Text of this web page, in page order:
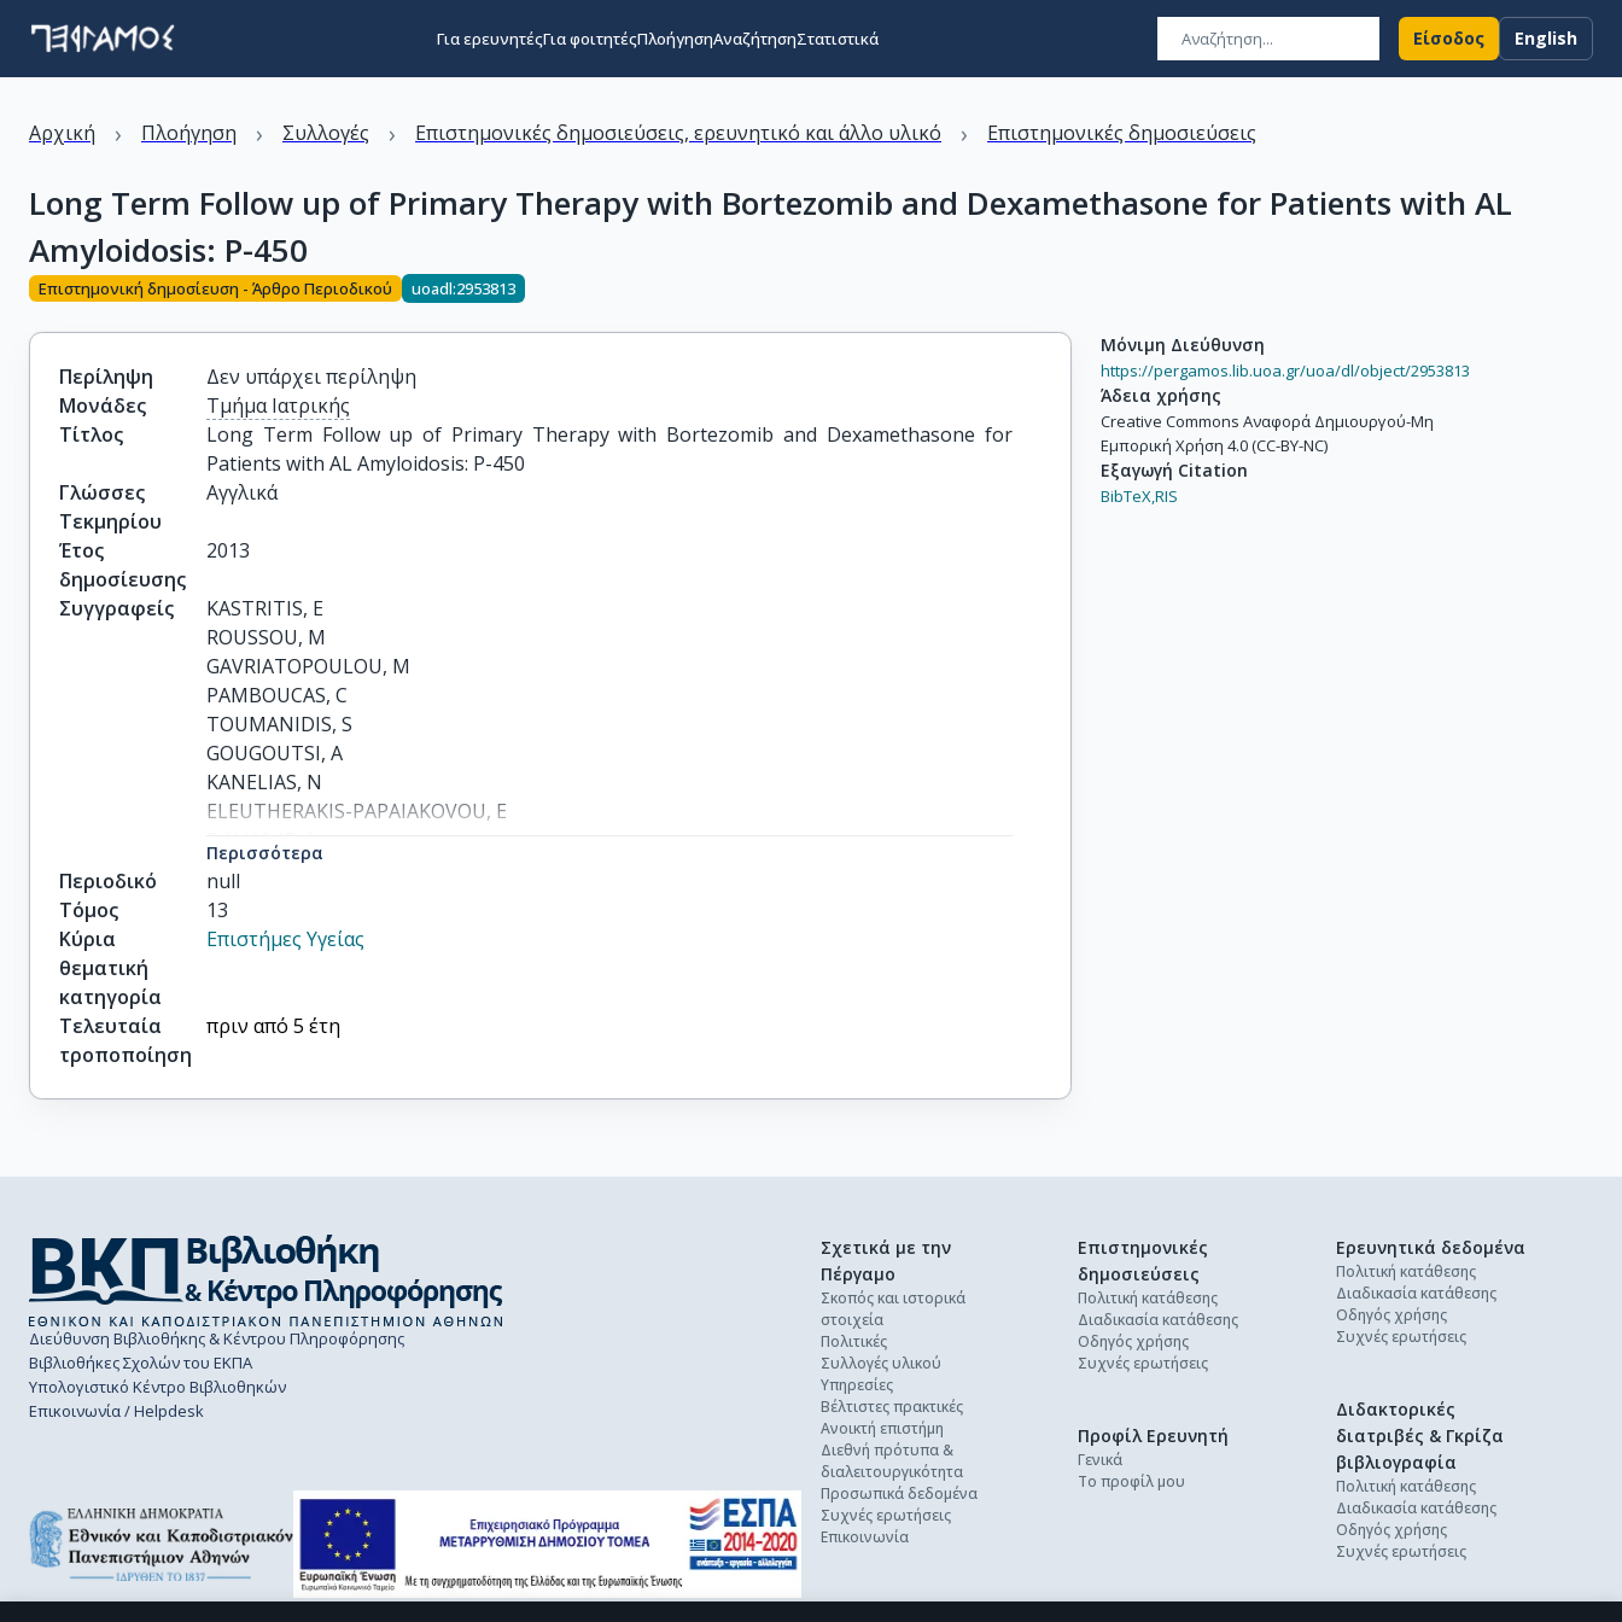
Για ερευνητέςΓια φοιτητέςΠλοήγησηΑναζήτησηΣτατιστικά Είσοδος English
Αρχική › Πλοήγηση › Συλλογές › Επιστημονικές δημοσιεύσεις, ερευνητικό και άλλο υλικό › Επιστημονικές δημοσιεύσεις
Long Term Follow up of Primary Therapy with Bortezomib and Dexamethasone for Patients with AL
Amyloidosis: P-450
Επιστημονική δημοσίευση - Άρθρο Περιοδικού uoadl:2953813
Περίληψη
Δεν υπάρχει περίληψη
Μονάδες
Τμήμα Ιατρικής
Τίτλος
Long Term Follow up of Primary Therapy with Bortezomib and Dexamethasone for
Patients with AL Amyloidosis: P-450
Γλώσσες
Τεκμηρίου
Αγγλικά
Έτος
δημοσίευσης
2013
Συγγραφείς
KASTRITIS, E
ROUSSOU, M
GAVRIATOPOULOU, M
PAMBOUCAS, C
TOUMANIDIS, S
GOUGOUTSI, A
KANELIAS, N
ELEUTHERAKIS-PAPAIAKOVOU, E
DALIANIS, A
TERPOS, E
others
Περισσότερα
Περιοδικό
null
Τόμος
13
Κύρια
θεματική
κατηγορία
Επιστήμες Υγείας
Τελευταία
τροποποίηση
πριν από 5 έτη
Μόνιμη Διεύθυνση
https://pergamos.lib.uoa.gr/uoa/dl/object/2953813
Άδεια χρήσης
Creative Commons Αναφορά Δημιουργού-Μη
Εμπορική Χρήση 4.0 (CC-BY-NC)
Εξαγωγή Citation
BibTeX,RIS
Διεύθυνση Βιβλιοθήκης & Κέντρου Πληροφόρησης
Βιβλιοθήκες Σχολών του ΕΚΠΑ
Υπολογιστικό Κέντρο Βιβλιοθηκών
Επικοινωνία / Helpdesk
Σχετικά με την
Πέργαμο
Σκοπός και ιστορικά
στοιχεία
Πολιτικές
Συλλογές υλικού
Υπηρεσίες
Βέλτιστες πρακτικές
Ανοικτή επιστήμη
Διεθνή πρότυπα &
διαλειτουργικότητα
Προσωπικά δεδομένα
Συχνές ερωτήσεις
Επικοινωνία
Επιστημονικές
δημοσιεύσεις
Πολιτική κατάθεσης
Διαδικασία κατάθεσης
Οδηγός χρήσης
Συχνές ερωτήσεις
Ερευνητικά δεδομένα
Πολιτική κατάθεσης
Διαδικασία κατάθεσης
Οδηγός χρήσης
Συχνές ερωτήσεις
Διδακτορικές
διατριβές & Γκρίζα
βιβλιογραφία
Πολιτική κατάθεσης
Διαδικασία κατάθεσης
Οδηγός χρήσης
Συχνές ερωτήσεις
Προφίλ Ερευνητή
Γενικά
Το προφίλ μου